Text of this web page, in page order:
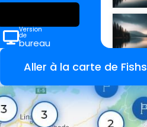
Version
de
bureau
Aller à la carte de